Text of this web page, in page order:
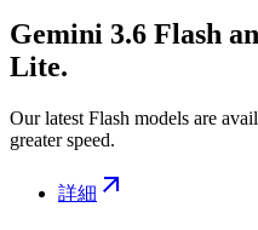
Gemini 3.6 Flash
Lite.
Our latest Flash models are
greater speed.
詳細